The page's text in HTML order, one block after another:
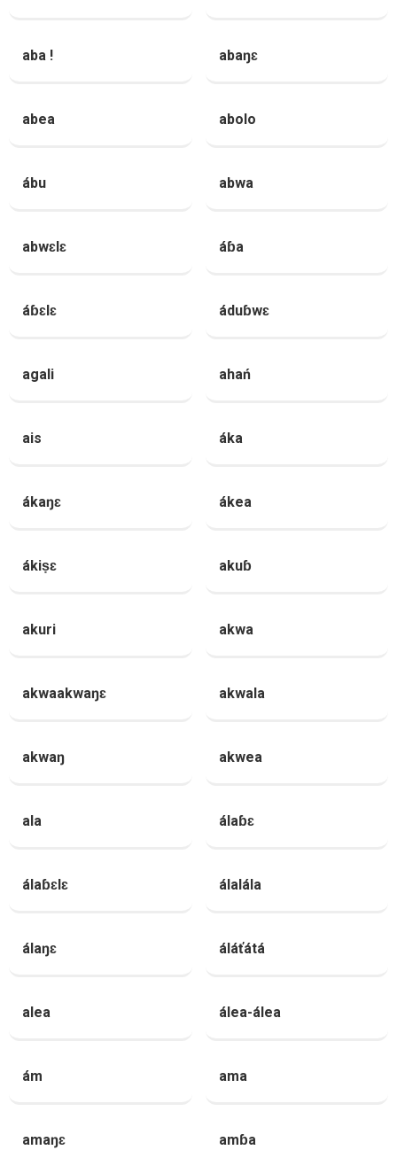
aba ! abaŋɛ
abea abolo
ábu abwa
abwɛlɛ áɓa
áɓɛlɛ áduɓwɛ
agali ahań
ais áka
ákaŋɛ ákea
ákiṣɛ akuɓ
akuri akwa
akwaakwaŋɛ akwala
akwaŋ akwea
ala álaɓɛ
álaɓɛlɛ álalála
álaŋɛ áláťátá
alea álea-álea
ám ama
amaŋɛ amɓa